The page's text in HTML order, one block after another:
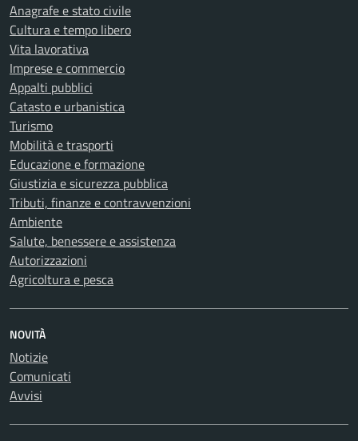
Anagrafe e stato civile
Cultura e tempo libero
Vita lavorativa
Imprese e commercio
Appalti pubblici
Catasto e urbanistica
Turismo
Mobilità e trasporti
Educazione e formazione
Giustizia e sicurezza pubblica
Tributi, finanze e contravvenzioni
Ambiente
Salute, benessere e assistenza
Autorizzazioni
Agricoltura e pesca
NOVITÀ
Notizie
Comunicati
Avvisi